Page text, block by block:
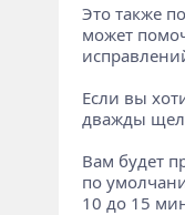
Это также
может
Если вы
дважды
Вам будет
по
10 до 15